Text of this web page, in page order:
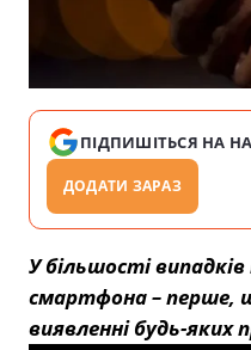
ПІДПИШІТЬСЯ НА
ДОДАТИ ЗАРАЗ
У більшості
смартфона – перше,
виявленні будь-яких